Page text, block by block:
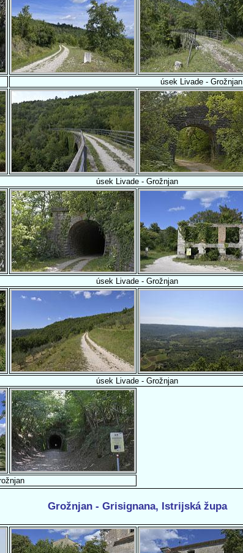
úsek Livade - Grožnjan
úsek Livade - Grožnjan
úsek Livade - Grožnjan
úsek Livade - Grožnjan
Grožnjan - Grisignana, Istrijská župa